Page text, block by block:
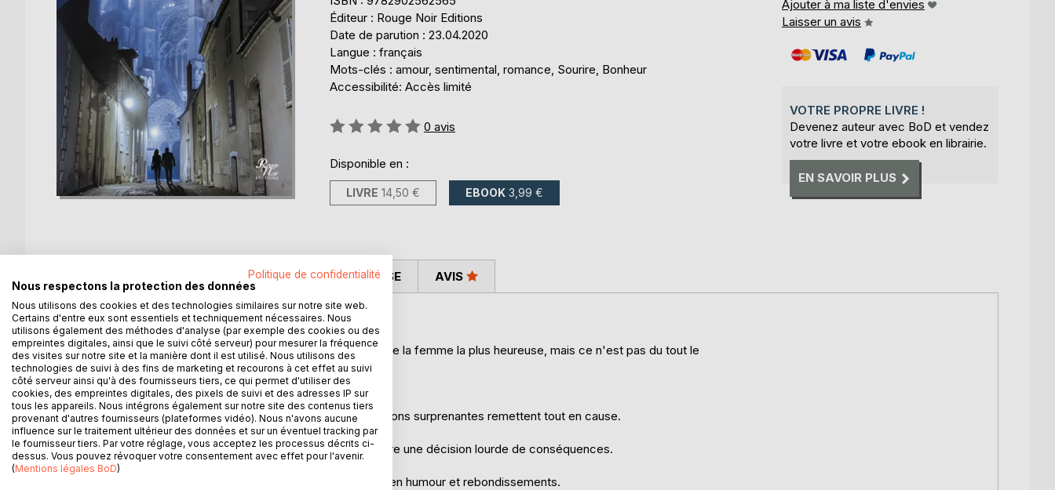
Éditeur : Rouge Noir Editions
Date de parution : 23.04.2020
Langue : français
Mots-clés : amour, sentimental, romance, Sourire, Bonheur
Accessibilité: Accès limité
Évaluation:
0 avis
Disponible en :
LIVRE 14,50 € EBOOK 3,99 €
Ajouter à ma liste d'envies
Laisser un avis
VOTRE PROPRE LIVRE !
Devenez auteur avec BoD et vendez
votre livre et votre ebook en librairie.
EN SAVOIR PLUS
Je m'appelle Mélodie, j'ai trente ans.
Grégoire vient de me demander en mariage.Je devrais être la femme la plus heureuse, mais ce n'est pas du tout le
cas...
Ma vie va basculer.
Des retours du passé l'incertitude de l'avenir, des révélations surprenantes remettent tout en cause.
Guidée par les lumières bleues de Bourges, je dois prendre une décision lourde de conséquences.
Je vous invite à me suivre à travers une folle soirée riche en humour et rebondissements.
AUTEUR(S) CRITIQUES PRESSE AVIS
Politique de confidentialité
Nous respectons la protection des données
Nous utilisons des cookies et des technologies similaires sur notre site web.
Certains d'entre eux sont essentiels et techniquement nécessaires. Nous
utilisons également des méthodes d'analyse (par exemple des cookies ou des
empreintes digitales, ainsi que le suivi côté serveur) pour mesurer la fréquence
des visites sur notre site et la manière dont il est utilisé. Nous utilisons des
technologies de suivi à des fins de marketing et recourons à cet effet au suivi
côté serveur ainsi qu'à des fournisseurs tiers, ce qui permet d'utiliser des
cookies, des empreintes digitales, des pixels de suivi et des adresses IP sur
tous les appareils. Nous intégrons également sur notre site des contenus tiers
provenant d'autres fournisseurs (plateformes vidéo). Nous n'avons aucune
influence sur le traitement ultérieur des données et sur un éventuel tracking par
le fournisseur tiers. Par votre réglage, vous acceptez les processus décrits ci-
dessus. Vous pouvez révoquer votre consentement avec effet pour l'avenir.
(Mentions légales BoD)